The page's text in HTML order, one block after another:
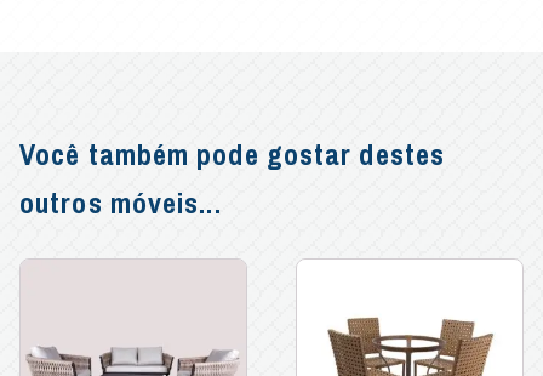
Você também pode gostar destes
outros móveis...